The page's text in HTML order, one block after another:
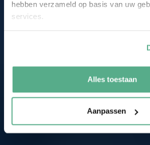
hebben verzameld op basis van uw
services.
Alles toestaan
Aanpassen